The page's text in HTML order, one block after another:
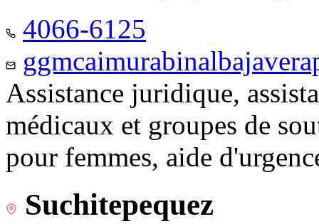
4066-6125
Assistance juridique,
médicaux et groupes de
pour femmes, aide
Suchitepequez